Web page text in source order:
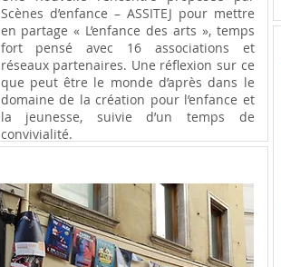
Scènes d’enfance – ASSITEJ pour mettre
en partage « L’enfance des arts », temps
fort pensé avec 16 associations et
réseaux partenaires. Une réflexion sur ce
que peut être le monde d’après dans le
domaine de la création pour l’enfance et
la jeunesse, suivie d’un temps de
convivialité.